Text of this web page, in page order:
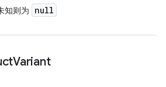
知则为 null
Variant